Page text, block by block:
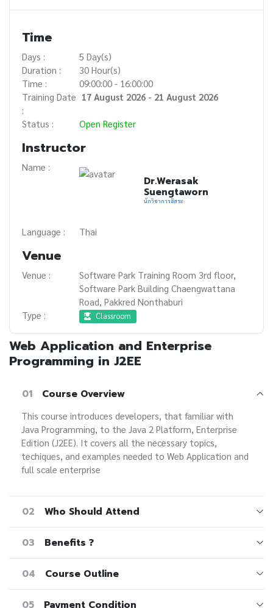
Time
Days :
5 Day(s)
Duration :
30 Hour(s)
Time :
09:00:00 - 16:00:00
Training Date
:
17 August 2026 - 21 August 2026
Status : Open Register
Instructor
Name :
Dr.Werasak
Suengtaworn
นักวิชาการอิสระ
Language : Thai
Venue
Venue :
Software Park Training Room 3rd floor,
Software Park Building Chaengwattana
Road, Pakkred Nonthaburi
Type :
Classroom
Web Application and Enterprise
Programming in J2EE
01 Course Overview
This course introduces developers, that familiar with
Java Programming, to the Java 2 Platform, Enterprise
Edition (J2EE). It covers all the necessary topics,
techiques, and examples needed to Web Application and
full scale enterprise
02 Who Should Attend
03 Benefits ?
04 Course Outline
05 Payment Condition